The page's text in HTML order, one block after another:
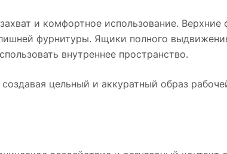
и комфортное использование. Верхние
фурнитуры. Ящики полного
внутреннее пространство.
цельный и аккуратный образ